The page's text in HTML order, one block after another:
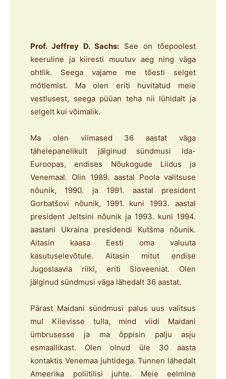
Prof. Jeffrey D. Sachs: See on tõepoolest
keeruline ja kiiresti muutuv aeg ning väga
ohtlik. Seega vajame me tõesti selget
mõtlemist. Ma olen eriti huvitatud meie
vestlusest, seega püüan teha nii lühidalt ja
selgelt kui võimalik.
Ma olen viimased 36 aastat väga
tähelepanelikult jälginud sündmusi Ida-
Euroopas, endises Nõukogude Liidus ja
Venemaal. Olin 1989. aastal Poola valitsuse
nõunik, 1990. ja 1991. aastal president
Gorbatšovi nõunik, 1991. kuni 1993. aastal
president Jeltsini nõunik ja 1993. kuni 1994.
aastani Ukraina presidendi Kutšma nõunik.
Aitasin kaasa Eesti oma valuuta
kasutuselevõtule. Aitasin mitut endise
Jugoslaavia riiki, eriti Sloveeniat. Olen
jälginud sündmusi väga lähedalt 36 aastat.
Pärast Maidani sündmusi palus uus valitsus
mul Kiievisse tulla, mind viidi Maidani
ümbrusesse ja ma õppisin palju asju
esmaallikast. Olen olnud üle 30 aasta
kontaktis Venemaa juhtidega. Tunnen lähedalt
Ameerika poliitilisi juhte. Meie eelmine